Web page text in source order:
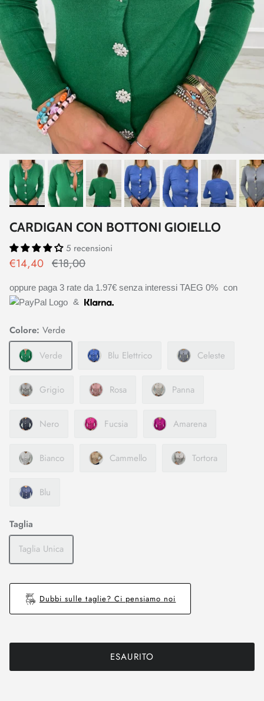
CARDIGAN CON BOTTONI GIOIELLO
5 recensioni
€14,40 €18,00
oppure paga 3 rate da 1.97€ senza interessi TAEG 0% con
&
Colore: Verde
Verde
Blu Elettrico Celeste
Grigio Rosa Panna
Nero Fucsia Amarena
Bianco Cammello Tortora
Blu
Taglia
Taglia Unica
Dubbi sulle taglie? Ci pensiamo noi
ESAURITO